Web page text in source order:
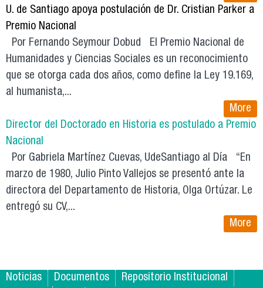
U. de Santiago apoya postulación de Dr. Cristian Parker a
Premio Nacional
Por Fernando Seymour Dobud El Premio Nacional de
Humanidades y Ciencias Sociales es un reconocimiento
que se otorga cada dos años, como define la Ley 19.169,
al humanista,...
More
Director del Doctorado en Historia es postulado a Premio
Nacional
Por Gabriela Martínez Cuevas, UdeSantiago al Día “En
marzo de 1980, Julio Pinto Vallejos se presentó ante la
directora del Departamento de Historia, Olga Ortúzar. Le
entregó su CV,...
More
Noticias Documentos
Repositorio Institucional